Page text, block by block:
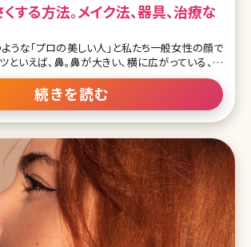
する方法。メイク法、器具、治療な
うな「プロの美しい人」と私たち一般女性の顔で
といえば、鼻。鼻が大きい、横に広がっている、低
な悩みがあると思いますが、意外に多いのが鼻
という悩みです。「正面を向いたとき鼻の穴が見え
と鼻が横に広がって鼻の穴が強調されてみえる」
方法について考えてみましょう。 目次 1.鼻の
る原因とは 3.鼻の穴を小さくする方法 3-1.自力で
る方法 3-2.メイクで鼻の穴を小さく見せる方法 3-
穴を小さくするには 3-3-1.注射で鼻の穴を小さく
を使った手術で鼻の穴を小さくする方法 3-3-3.切
を小さくする方法 4.
続きを読む